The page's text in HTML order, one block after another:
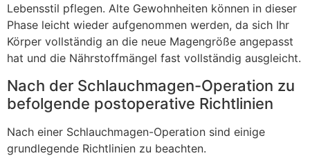
Lebensstil pflegen. Alte Gewohnheiten können in dieser
Phase leicht wieder aufgenommen werden, da sich Ihr
Körper vollständig an die neue Magengröße angepasst
hat und die Nährstoffmängel fast vollständig ausgleicht.
Nach der Schlauchmagen-Operation zu
befolgende postoperative Richtlinien
Nach einer Schlauchmagen-Operation sind einige
grundlegende Richtlinien zu beachten.